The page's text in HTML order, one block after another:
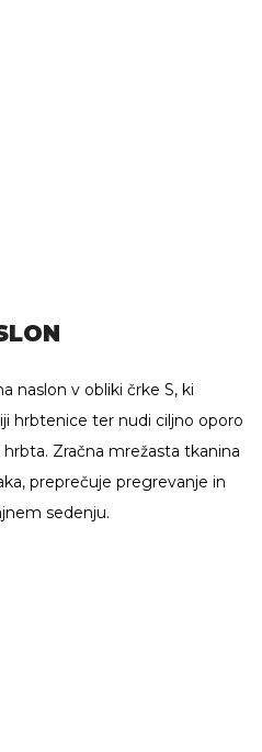
naslon v obliki črke S, ki
hrbtenice ter nudi ciljno oporo
Zračna mrežasta tkanina
preprečuje pregrevanje in
sedenju.